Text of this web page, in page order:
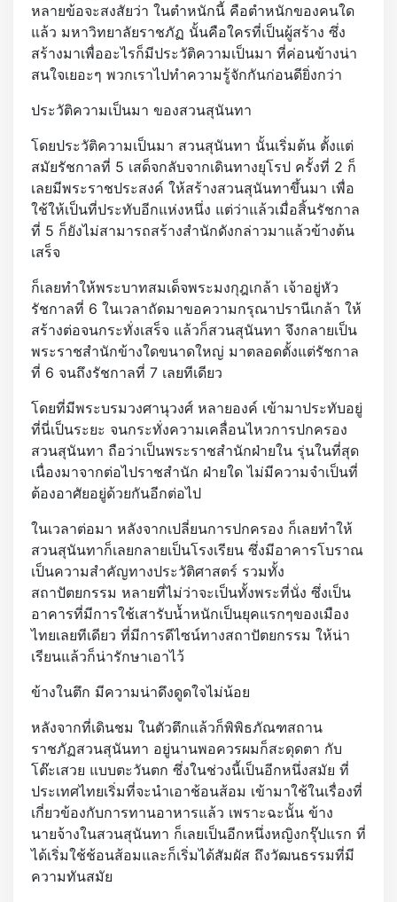
หลายข้อจะสงสัยว่า ในตำหนักนี้ คือตำหนักของคนใด
แล้ว มหาวิทยาลัยราชภัฏ นั้นคือใครที่เป็นผู้สร้าง ซึ่ง
สร้างมาเพื่ออะไรก็มีประวัติความเป็นมา ที่ค่อนข้างน่า
สนใจเยอะๆ พวกเราไปทำความรู้จักกันก่อนดียิ่งกว่า
ประวัติความเป็นมา ของสวนสุนันทา
โดยประวัติความเป็นมา สวนสุนันทา นั้นเริ่มต้น ตั้งแต่
สมัยรัชกาลที่ 5 เสด็จกลับจากเดินทางยุโรป ครั้งที่ 2 ก็
เลยมีพระราชประสงค์ ให้สร้างสวนสุนันทาขึ้นมา เพื่อ
ใช้ให้เป็นที่ประทับอีกแห่งหนึ่ง แต่ว่าแล้วเมื่อสิ้นรัชกาล
ที่ 5 ก็ยังไม่สามารถสร้างสำนักดังกล่าวมาแล้วข้างต้น
เสร็จ
ก็เลยทำให้พระบาทสมเด็จพระมงกุฎเกล้า เจ้าอยู่หัว
รัชกาลที่ 6 ในเวลาถัดมาขอความกรุณาปรานีเกล้า ให้
สร้างต่อจนกระทั่งเสร็จ แล้วก็สวนสุนันทา จึงกลายเป็น
พระราชสำนักข้างใดขนาดใหญ่ มาตลอดตั้งแต่รัชกาล
ที่ 6 จนถึงรัชกาลที่ 7 เลยทีเดียว
โดยที่มีพระบรมวงศานุวงศ์ หลายองค์ เข้ามาประทับอยู่
ที่นี่เป็นระยะ จนกระทั่งความเคลื่อนไหวการปกครอง
สวนสุนันทา ถือว่าเป็นพระราชสำนักฝ่ายใน รุ่นในที่สุด
เนื่องมาจากต่อไปราชสำนัก ฝ่ายใด ไม่มีความจำเป็นที่
ต้องอาศัยอยู่ด้วยกันอีกต่อไป
ในเวลาต่อมา หลังจากเปลี่ยนการปกครอง ก็เลยทำให้
สวนสุนันทาก็เลยกลายเป็นโรงเรียน ซึ่งมีอาคารโบราณ
เป็นความสำคัญทางประวัติศาสตร์ รวมทั้ง
สถาปัตยกรรม หลายที่ไม่ว่าจะเป็นทั้งพระที่นั่ง ซึ่งเป็น
อาคารที่มีการใช้เสารับน้ำหนักเป็นยุคแรกๆของเมือง
ไทยเลยทีเดียว ที่มีการดีไซน์ทางสถาปัตยกรรม ให้น่า
เรียนแล้วก็น่ารักษาเอาไว้
ข้างในตึก มีความน่าดึงดูดใจไม่น้อย
หลังจากที่เดินชม ในตัวตึกแล้วก็พิพิธภัณฑสถาน
ราชภัฏสวนสุนันทา อยู่นานพอควรผมก็สะดุดตา กับ
โต๊ะเสวย แบบตะวันตก ซึ่งในช่วงนี้เป็นอีกหนึ่งสมัย ที่
ประเทศไทยเริ่มที่จะนำเอาช้อนส้อม เข้ามาใช้ในเรื่องที่
เกี่ยวข้องกับการทานอาหารแล้ว เพราะฉะนั้น ข้าง
นายจ้างในสวนสุนันทา ก็เลยเป็นอีกหนึ่งหญิงกรุ๊ปแรก ที่
ได้เริ่มใช้ช้อนส้อมและก็เริ่มได้สัมผัส ถึงวัฒนธรรมที่มี
ความทันสมัย